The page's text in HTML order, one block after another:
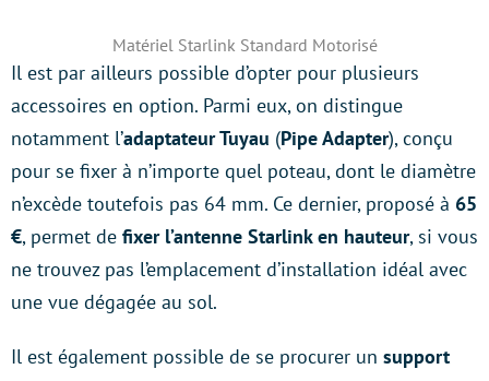
Matériel Starlink Standard Motorisé
Il est par ailleurs possible d’opter pour plusieurs
accessoires en option. Parmi eux, on distingue
notamment l’adaptateur Tuyau (Pipe Adapter), conçu
pour se fixer à n’importe quel poteau, dont le diamètre
n’excède toutefois pas 64 mm. Ce dernier, proposé à 65
€, permet de fixer l’antenne Starlink en hauteur, si vous
ne trouvez pas l’emplacement d’installation idéal avec
une vue dégagée au sol.
Il est également possible de se procurer un support